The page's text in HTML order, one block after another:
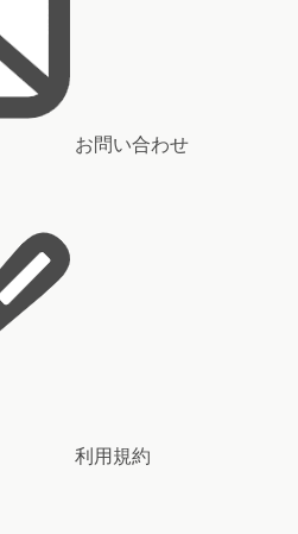
お問い合わせ
利用規約